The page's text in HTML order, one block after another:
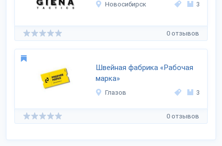
Новосибирск 3
0 отзывов
Швейная фабрика «Рабочая
марка»
Глазов 3
0 отзывов